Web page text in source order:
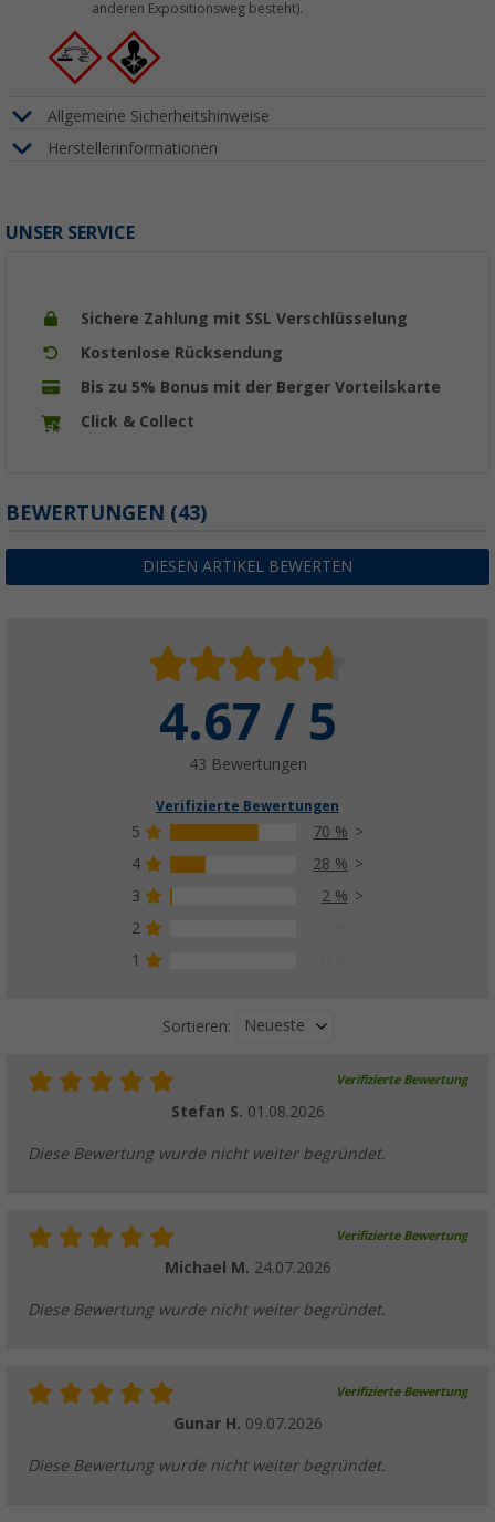
anderen Expositionsweg besteht).
Allgemeine Sicherheitshinweise
Herstellerinformationen
UNSER SERVICE
Sichere Zahlung mit SSL Verschlüsselung
Kostenlose Rücksendung
Bis zu 5% Bonus mit der Berger Vorteilskarte
Click & Collect
BEWERTUNGEN (43)
DIESEN ARTIKEL BEWERTEN
4.67 / 5
43 Bewertungen
Verifizierte Bewertungen
5
70 %
4
28 %
3
2 %
2
1
Sortieren: Neueste
Verifizierte Bewertung
Stefan S. 01.08.2026
Diese Bewertung wurde nicht weiter begründet.
Verifizierte Bewertung
Michael M. 24.07.2026
Diese Bewertung wurde nicht weiter begründet.
Verifizierte Bewertung
Gunar H. 09.07.2026
Diese Bewertung wurde nicht weiter begründet.